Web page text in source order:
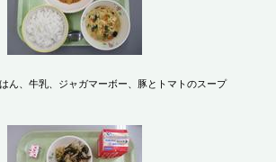
ん、牛乳、ジャガマーボー、豚とトマトのスープ